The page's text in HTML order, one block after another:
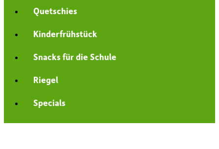
Quetschies
Kinderfrühstück
Snacks für die Schule
Riegel
Specials